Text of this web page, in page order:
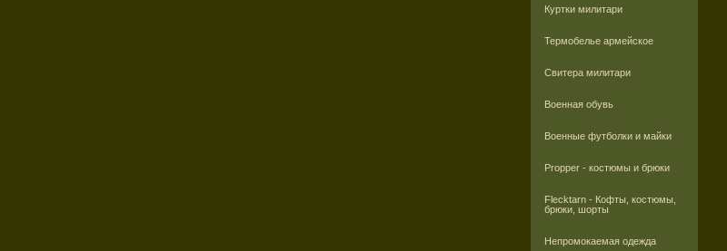
Куртки милитари
Термобелье армейское
Свитера милитари
Военная обувь
Военные футболки и майки
Propper - костюмы и брюки
Flecktarn - Кофты, костюмы,
брюки, шорты
Непромокаемая одежда